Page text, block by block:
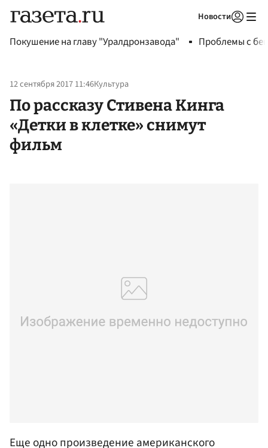
Новости
Покушение на главу "Уралдронзавода" Проблемы с
12 сентября 2017 11:46Культура
По рассказу Стивена Кинга
«Детки в клетке» снимут
фильм
Еще одно произведение американского